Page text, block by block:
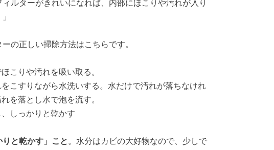
ィルターがきれいになれば、内部にほこりや汚れが入り
の正しい掃除方法はこちらです。
こりや汚れを吸い取る。
こすりながら水洗いする。水だけで汚れが落ちなけれ
を落とし水で泡を流す。
しっかりと乾かす
と乾かす」こと 。水分はカビの大好物なので、少しで